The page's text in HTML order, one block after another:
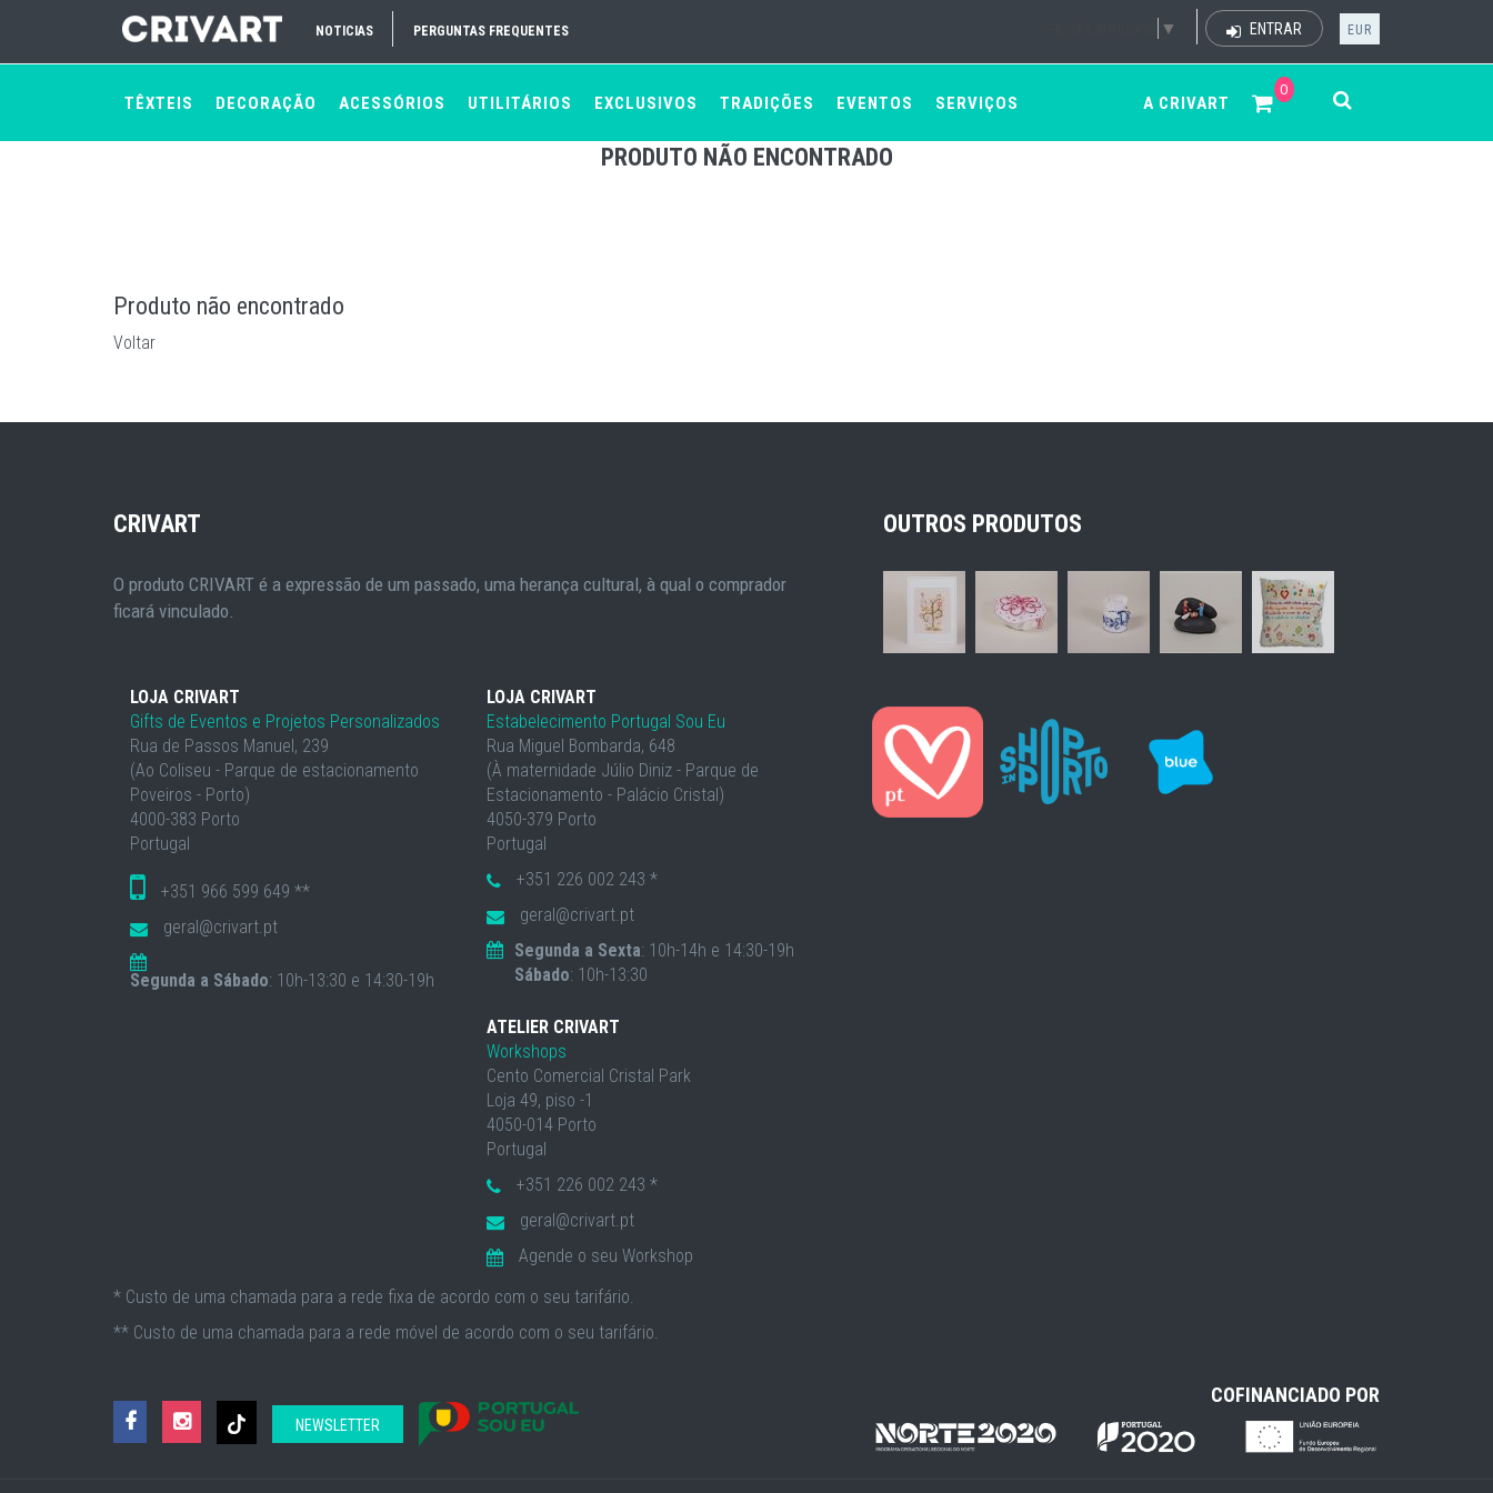
NOTICIAS PERGUNTAS FREQUENTES ▼ ENTRAR EUR
TÊXTEIS DECORAÇÃO ACESSÓRIOS UTILITÁRIOS EXCLUSIVOS TRADIÇÕES EVENTOS SERVIÇOS
0
A CRIVART
Produto não encontrado
PRODUTO NÃO ENCONTRADO
Produto não encontrado
Voltar
CRIVART
O produto CRIVART é a expressão de um passado, uma herança cultural, à qual o comprador
ficará vinculado.
LOJA CRIVART
Gifts de Eventos e Projetos Personalizados
Rua de Passos Manuel, 239
(Ao Coliseu - Parque de estacionamento
Poveiros - Porto)
4000-383 Porto
Portugal
+351 966 599 649 **
geral@crivart.pt
Segunda a Sábado: 10h-13:30 e 14:30-19h
LOJA CRIVART
Estabelecimento Portugal Sou Eu
Rua Miguel Bombarda, 648
(À maternidade Júlio Diniz - Parque de
Estacionamento - Palácio Cristal)
4050-379 Porto
Portugal
+351 226 002 243 *
geral@crivart.pt
Segunda a Sexta: 10h-14h e 14:30-19h
Sábado: 10h-13:30
ATELIER CRIVART
Workshops
Cento Comercial Cristal Park
Loja 49, piso -1
4050-014 Porto
Portugal
+351 226 002 243 *
geral@crivart.pt
Agende o seu Workshop
OUTROS PRODUTOS
* Custo de uma chamada para a rede fixa de acordo com o seu tarifário.
** Custo de uma chamada para a rede móvel de acordo com o seu tarifário.
NEWSLETTER
COFINANCIADO POR